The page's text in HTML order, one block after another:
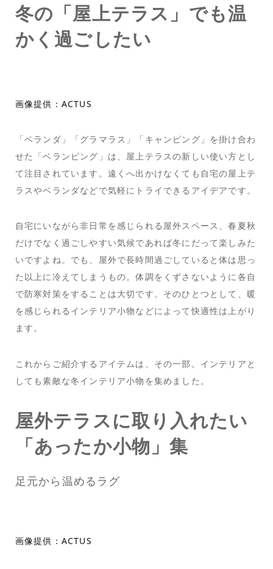
冬の「屋上テラス」でも温
かく過ごしたい
画像提供：ACTUS
「ベランダ」「グラマラス」「キャンピング」を掛け合わ
せた「ベランピング」は、屋上テラスの新しい使い方とし
て注目されています。遠くへ出かけなくても自宅の屋上テ
ラスやベランダなどで気軽にトライできるアイデアです。
自宅にいながら非日常を感じられる屋外スペース、春夏秋
だけでなく過ごしやすい気候であれば冬にだって楽しみた
いですよね。でも、屋外で長時間過ごしていると体は思っ
た以上に冷えてしまうもの。体調をくずさないように各自
で防寒対策をすることは大切です。そのひとつとして、暖
を感じられるインテリア小物などによって快適性は上がり
ます。
これからご紹介するアイテムは、その一部。インテリアと
しても素敵な冬インテリア小物を集めました。
屋外テラスに取り入れたい
「あったか小物」集
足元から温めるラグ
画像提供：ACTUS